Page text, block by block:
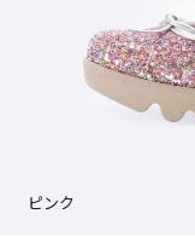
ピンク